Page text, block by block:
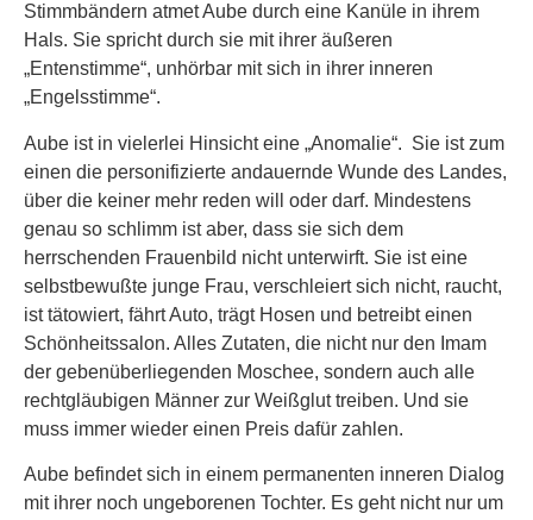
Stimmbändern atmet Aube durch eine Kanüle in ihrem
Hals. Sie spricht durch sie mit ihrer äußeren
„Entenstimme“, unhörbar mit sich in ihrer inneren
„Engelsstimme“.
Aube ist in vielerlei Hinsicht eine „Anomalie“. Sie ist zum
einen die personifizierte andauernde Wunde des Landes,
über die keiner mehr reden will oder darf. Mindestens
genau so schlimm ist aber, dass sie sich dem
herrschenden Frauenbild nicht unterwirft. Sie ist eine
selbstbewußte junge Frau, verschleiert sich nicht, raucht,
ist tätowiert, fährt Auto, trägt Hosen und betreibt einen
Schönheitssalon. Alles Zutaten, die nicht nur den Imam
der gebenüberliegenden Moschee, sondern auch alle
rechtgläubigen Männer zur Weißglut treiben. Und sie
muss immer wieder einen Preis dafür zahlen.
Aube befindet sich in einem permanenten inneren Dialog
mit ihrer noch ungeborenen Tochter. Es geht nicht nur um